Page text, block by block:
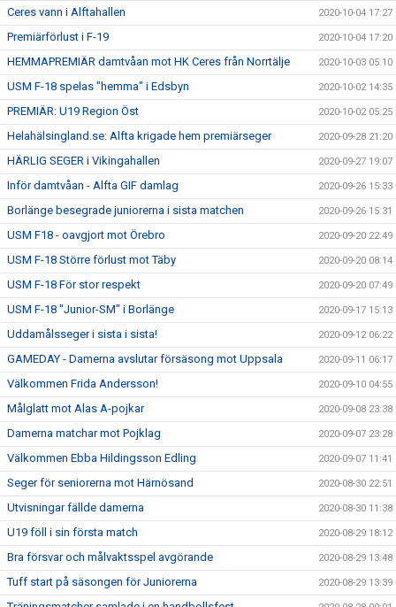
Ceres vann i Alftahallen 2020-10-04 17:27
Premiärförlust i F-19 2020-10-04 17:20
HEMMAPREMIÄR damtvåan mot HK Ceres från Norrtälje 2020-10-03 05:10
USM F-18 spelas "hemma" i Edsbyn 2020-10-02 14:35
PREMIÄR: U19 Region Öst 2020-10-02 05:25
Helahälsingland.se: Alfta krigade hem premiärseger 2020-09-28 21:20
HÄRLIG SEGER i Vikingahallen 2020-09-27 19:07
Inför damtvåan - Alfta GIF damlag 2020-09-26 15:33
Borlänge besegrade juniorerna i sista matchen 2020-09-26 15:31
USM F18 - oavgjort mot Örebro 2020-09-20 22:49
USM F-18 Större förlust mot Täby 2020-09-20 08:14
USM F-18 För stor respekt 2020-09-20 07:49
USM F-18 "Junior-SM" i Borlänge 2020-09-17 15:13
Uddamålsseger i sista i sista! 2020-09-12 06:22
GAMEDAY - Damerna avslutar försäsong mot Uppsala 2020-09-11 06:17
Välkommen Frida Andersson! 2020-09-10 04:55
Målglatt mot Alas A-pojkar 2020-09-08 23:38
Damerna matchar mot Pojklag 2020-09-07 23:28
Välkommen Ebba Hildingsson Edling 2020-09-07 11:41
Seger för seniorerna mot Härnösand 2020-08-30 22:51
Utvisningar fällde damerna 2020-08-30 11:38
U19 föll i sin första match 2020-08-29 18:12
Bra försvar och målvaktsspel avgörande 2020-08-29 13:48
Tuff start på säsongen för Juniorerna 2020-08-29 13:39